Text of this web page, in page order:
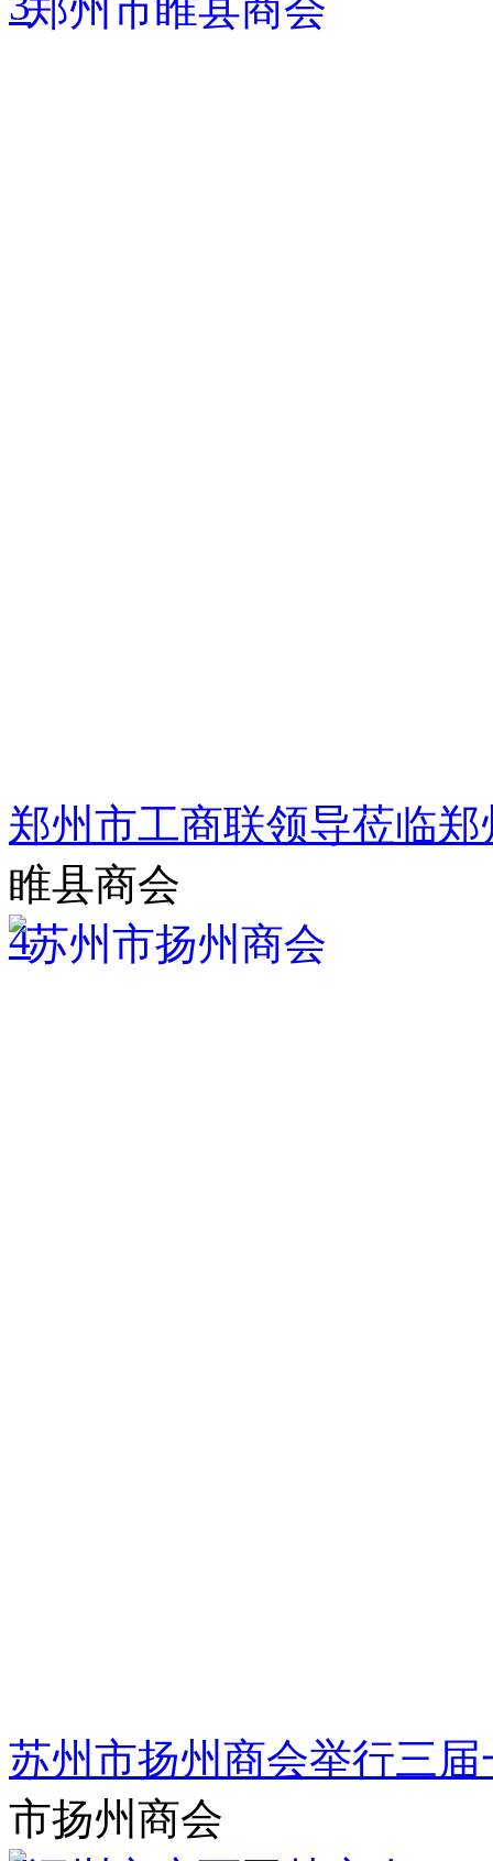
郑州市工商联领导莅临
睢县商会
4
苏州市扬州商会举行三
市扬州商会